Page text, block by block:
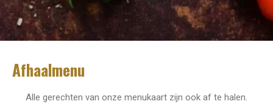
Afhaalmenu
Alle gerechten van onze menukaart zijn ook af te halen.